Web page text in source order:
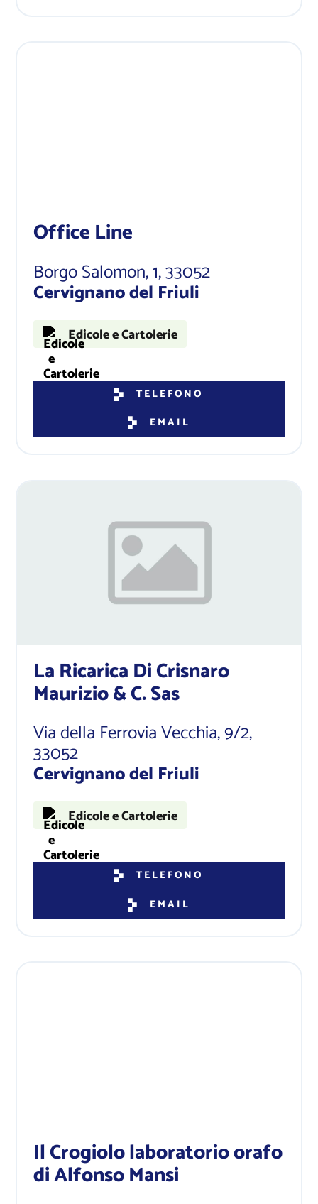
Office Line
Borgo Salomon, 1, 33052
Cervignano del Friuli
Edicole e Cartolerie
TELEFONO
EMAIL
La Ricarica Di Crisnaro
Maurizio & C. Sas
Via della Ferrovia Vecchia, 9/2,
33052
Cervignano del Friuli
Edicole e Cartolerie
TELEFONO
EMAIL
Il Crogiolo laboratorio orafo
di Alfonso Mansi